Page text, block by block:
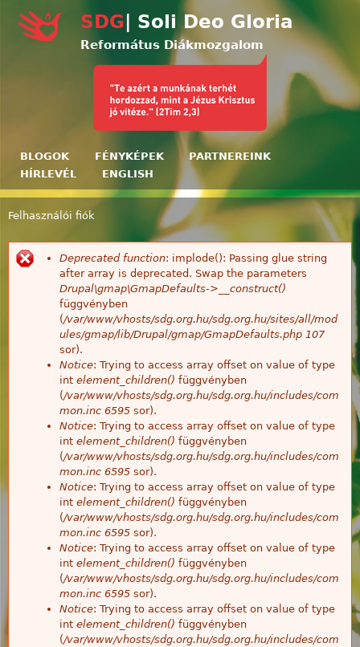
SDG | Soli Deo Gloria
Református Diákmozgalom
BLOGOK FÉNYKÉPEK
PARTNEREINK
HÍRLEVÉL
ENGLISH
Jelenlegi hely
Felhasználói fiók
Hibaüzenet
Deprecated function: implode(): Passing glue string
after array is deprecated. Swap the parameters
Drupal\gmap\GmapDefaults->__construct()
függvényben
(/var/www/vhosts/sdg.org.hu/sdg.org.hu/sites/all/mod
ules/gmap/lib/Drupal/gmap/GmapDefaults.php 107
sor).
Notice: Trying to access array offset on value of type
int element_children() függvényben
(/var/www/vhosts/sdg.org.hu/sdg.org.hu/includes/com
mon.inc 6595 sor).
Notice: Trying to access array offset on value of type
int element_children() függvényben
(/var/www/vhosts/sdg.org.hu/sdg.org.hu/includes/com
mon.inc 6595 sor).
Notice: Trying to access array offset on value of type
int element_children() függvényben
(/var/www/vhosts/sdg.org.hu/sdg.org.hu/includes/com
mon.inc 6595 sor).
Notice: Trying to access array offset on value of type
int element_children() függvényben
(/var/www/vhosts/sdg.org.hu/sdg.org.hu/includes/com
mon.inc 6595 sor).
Notice: Trying to access array offset on value of type
int element_children() függvényben
(/var/www/vhosts/sdg.org.hu/sdg.org.hu/includes/com